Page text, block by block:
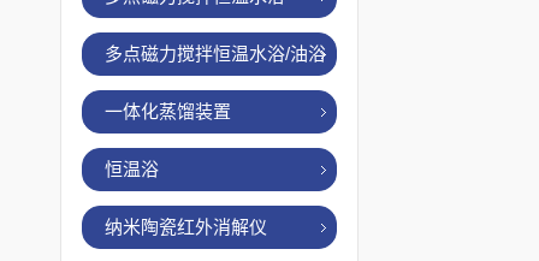
多点磁力搅拌恒温水浴/油浴
一体化蒸馏装置
恒温浴
纳米陶瓷红外消解仪